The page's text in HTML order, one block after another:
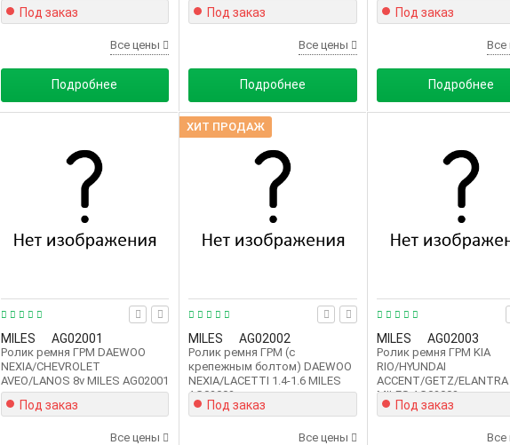
Под заказ
Все цены
Подробнее
Под заказ
Все цены
Подробнее
Под заказ
Все
Подробнее
MILES AG02001
Ролик ремня ГРМ DAEWOO
NEXIA/CHEVROLET
AVEO/LANOS 8v MILES AG02001
Под заказ
Все цены
MILES AG02002
Ролик ремня ГРМ (с
крепежным болтом) DAEWOO
NEXIA/LACETTI 1.4-1.6 MILES
AG02002
ХИТ ПРОДАЖ
Под заказ
Все цены
MILES AG02003
Ролик ремня ГРМ KIA
RIO/HYUNDAI
ACCENT/GETZ/
MILES AG02003
Под заказ
Все